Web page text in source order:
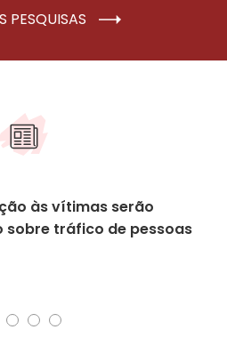
PESQUISAS
às vítimas serão
sobre tráfico de pessoas